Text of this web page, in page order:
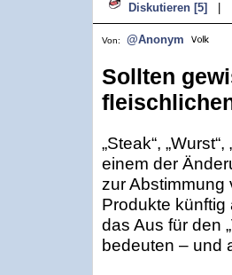
Diskutieren [5]
Von: @Anonym
Sollten
„Steak“,
einem der
zur Abstimmung
Produkte
das Aus für den
bedeuten – und